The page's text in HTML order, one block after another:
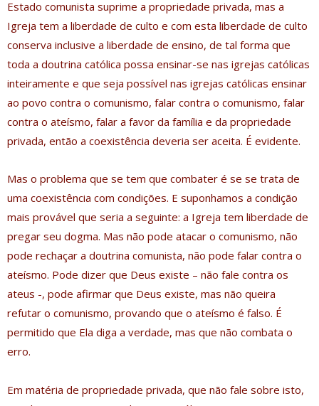
Estado comunista suprime a propriedade privada, mas a
Igreja tem a liberdade de culto e com esta liberdade de culto
conserva inclusive a liberdade de ensino, de tal forma que
toda a doutrina católica possa ensinar-se nas igrejas católicas
inteiramente e que seja possível nas igrejas católicas ensinar
ao povo contra o comunismo, falar contra o comunismo, falar
contra o ateísmo, falar a favor da família e da propriedade
privada, então a coexistência deveria ser aceita. É evidente.
Mas o problema que se tem que combater é se se trata de
uma coexistência com condições. E suponhamos a condição
mais provável que seria a seguinte: a Igreja tem liberdade de
pregar seu dogma. Mas não pode atacar o comunismo, não
pode rechaçar a doutrina comunista, não pode falar contra o
ateísmo. Pode dizer que Deus existe – não fale contra os
ateus -, pode afirmar que Deus existe, mas não queira
refutar o comunismo, provando que o ateísmo é falso. É
permitido que Ela diga a verdade, mas que não combata o
erro.
Em matéria de propriedade privada, que não fale sobre isto,